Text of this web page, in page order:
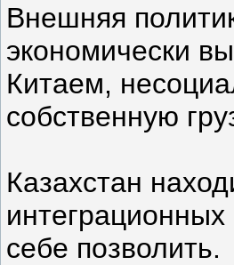
Внешняя
экономически
Китаем,
собственную
Казахстан
себе позволить.